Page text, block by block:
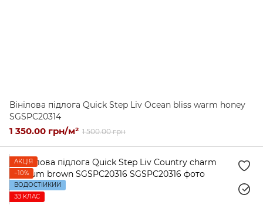
Вінілова підлога Quick Step Liv Ocean bliss warm honey
SGSPC20314
1 350.00 грн/м² 1 500.00 грн
АКЦІЯ
−10%
ВОДОСТІЙКИЙ
ЗЗ КЛАС